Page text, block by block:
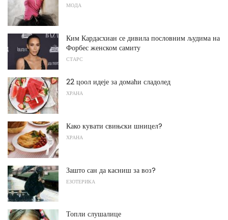
МОДА
Ким Кардасхиан се дивила пословним људима на
Форбес женском самиту
СТАРС
22 цоол идеје за домаћи сладолед
ХРАНА
Како кувати свињски шницел?
ХРАНА
Зашто сан да касниш за воз?
ЕЗОТЕРИКА
Топли слушалице